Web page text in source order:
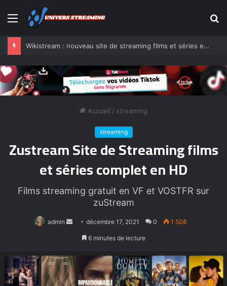
Menu
Wikistream : nouveau site de streaming films et séries en VF
Accueil / streaming
streaming
Zustream Site de Streaming films
et séries complet en HD
Films streaming gratuit en VF et VOSTFR sur
zuStream
admin
Envoyerdécembre 17, 2021 0 1 508
6 minutes de lecture